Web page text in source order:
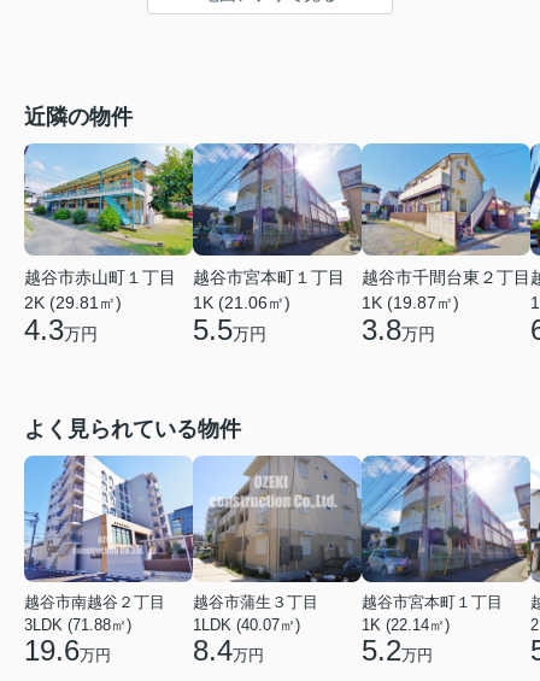
近隣の物件
越谷市赤山町１丁目
2K (29.81㎡)
4.3万円
越谷市宮本町１丁目
1K (21.06㎡)
5.5万円
越谷市千間台東２丁目
1K (19.87㎡)
3.8万円
よく見られている物件
越谷市南越谷２丁目
3LDK (71.88㎡)
19.6万円
越谷市蒲生３丁目
1LDK (40.07㎡)
8.4万円
越谷市宮本町１丁目
1K (22.14㎡)
5.2万円